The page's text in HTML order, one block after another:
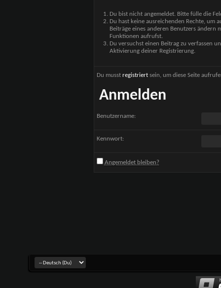
Du bist nicht angemeldet. Bitte fülle die
Du hast keine ausreichenden Rechte, um
Beiträge eines anderen Benutzers
Funktionen aufrufst.
Du versuchst einen Beitrag zu verfassen
Aktivierung deiner Registrierung.
Du musst registriertsein, um diese Seite
Anmelden
Benutzername:
Kennwort:
Angemeldet bleiben?